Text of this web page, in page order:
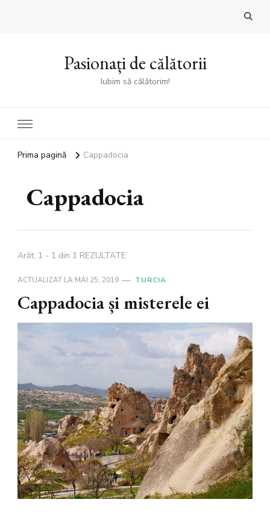
Pasionați de călătorii
Iubim să călătorim!
Prima pagină Cappadocia
Cappadocia
Arăt: 1 - 1 din 1 REZULTATE
ACTUALIZAT LA MAI 25, 2019 TURCIA
Cappadocia și misterele ei